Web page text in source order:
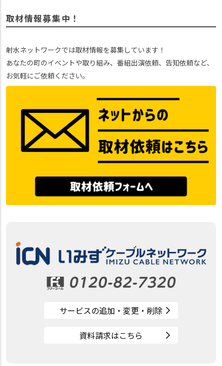
取材情報募集中！
射水ネットワークでは取材情報を募集しています！
あなたの町のイベントや取り組み、番組出演依頼、告知依頼など、
お気軽にご依頼ください。
サービスの追加・変更・削除
資料請求はこちら